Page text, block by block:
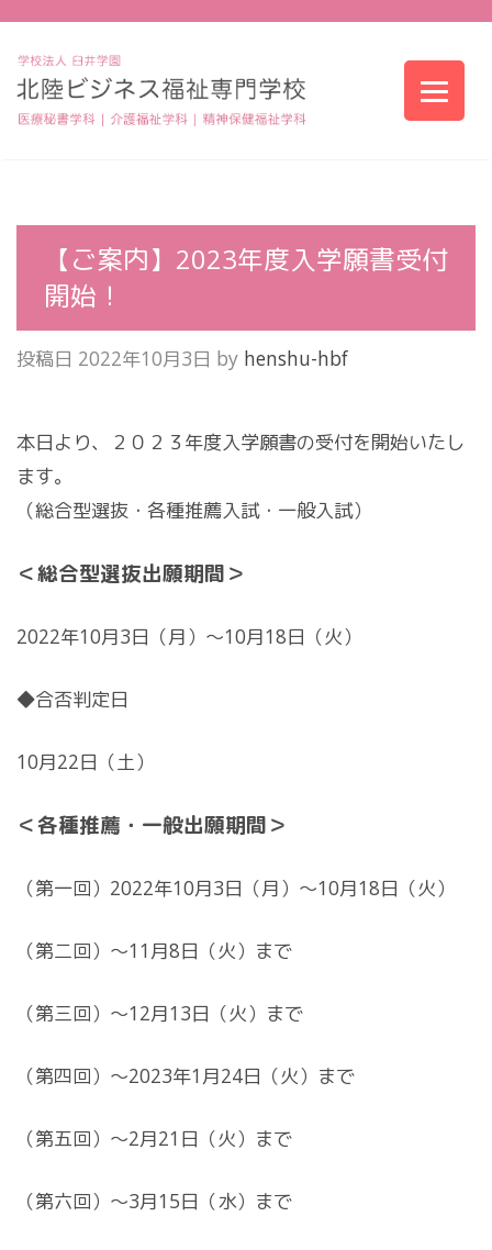
【ご案内】2023年度入学願書受付
開始！
投稿日 2022年10月3日 by henshu-hbf
本日より、２０２３年度入学願書の受付を開始いたし
ます。
（総合型選抜・各種推薦入試・一般入試）
＜総合型選抜出願期間＞
2022年10月3日（月）～10月18日（火）
◆合否判定日
10月22日（土）
＜各種推薦・一般出願期間＞
（第一回）2022年10月3日（月）～10月18日（火）
（第二回）～11月8日（火）まで
（第三回）～12月13日（火）まで
（第四回）～2023年1月24日（火）まで
（第五回）～2月21日（火）まで
（第六回）～3月15日（水）まで